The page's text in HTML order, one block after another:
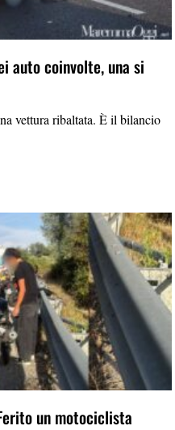
auto coinvolte, una si
vettura ribaltata. È il bilancio
un motociclista